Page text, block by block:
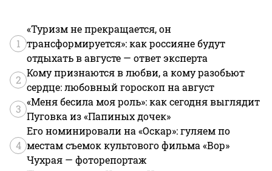
1
«Туризм не прекращается, он
трансформируется»: как россияне будут
отдыхать в августе — ответ эксперта
2
Кому признаются в любви, а кому разобьют
сердце: любовный гороскоп на август
3
«Меня бесила моя роль»: как сегодня выглядит
Пуговка из «Папиных дочек»
4
Его номинировали на «Оскар»: гуляем по
местам съемок культового фильма «Вор»
Чухрая — фоторепортаж